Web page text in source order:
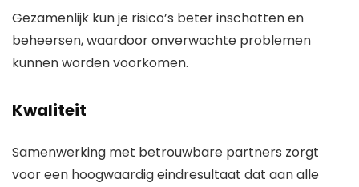
Gezamenlijk kun je risico’s beter inschatten en
beheersen, waardoor onverwachte problemen
kunnen worden voorkomen.
Kwaliteit
Samenwerking met betrouwbare partners zorgt
voor een hoogwaardig eindresultaat dat aan alle